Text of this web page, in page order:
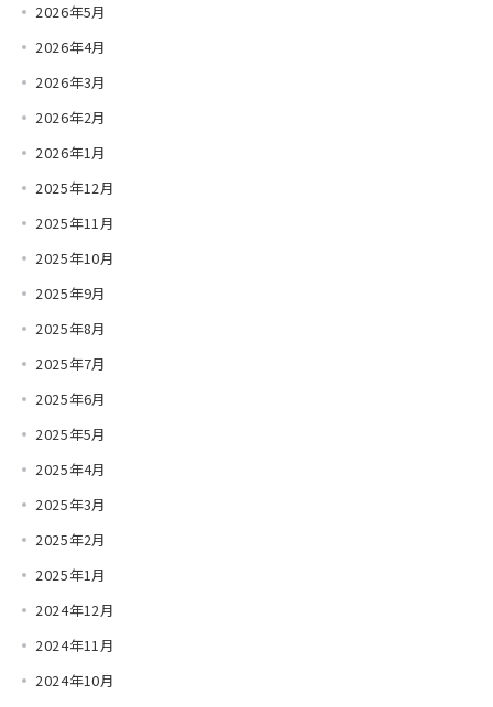
2026年5月
2026年4月
2026年3月
2026年2月
2026年1月
2025年12月
2025年11月
2025年10月
2025年9月
2025年8月
2025年7月
2025年6月
2025年5月
2025年4月
2025年3月
2025年2月
2025年1月
2024年12月
2024年11月
2024年10月